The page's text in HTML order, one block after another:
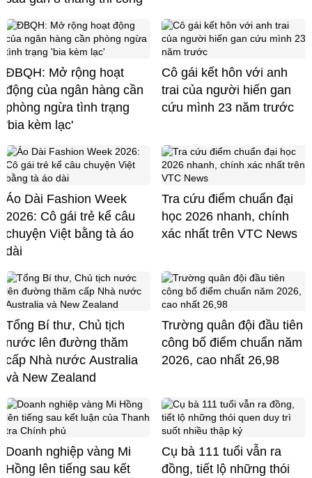
ĐBQH: Mở rộng hoạt
động của ngân hàng cần
phòng ngừa tình trạng
'bia kèm lạc'
Cô gái kết hôn với anh
trai của người hiến gan
cứu mình 23 năm trước
Áo Dài Fashion Week
2026: Cô gái trẻ kể câu
chuyện Việt bằng tà áo
dài
Tra cứu điểm chuẩn đại
học 2026 nhanh, chính
xác nhất trên VTC News
Tổng Bí thư, Chủ tịch
nước lên đường thăm
cấp Nhà nước Australia
và New Zealand
Trường quân đội đầu tiên
công bố điểm chuẩn năm
2026, cao nhất 26,98
Doanh nghiệp vàng Mi
Hồng lên tiếng sau kết
Cụ bà 111 tuổi vẫn ra
đồng, tiết lộ những thói